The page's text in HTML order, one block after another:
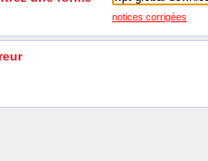
notices corrigées